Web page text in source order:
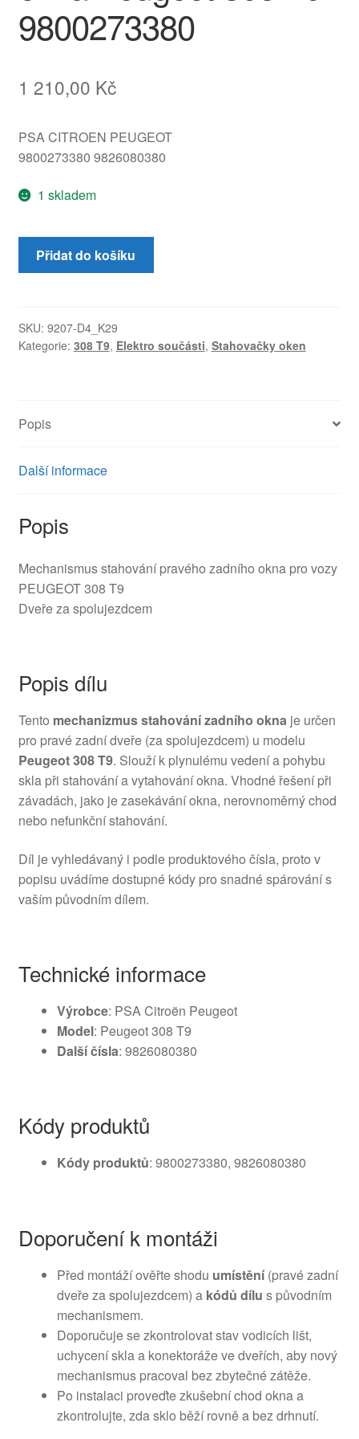
9800273380
1 210,00 Kč
PSA CITROEN PEUGEOT
9800273380 9826080380
1 skladem
Mechanizmus
stahování
Peugeot
308
Přidat do košíku
SKU: 9207-D4_K29
Kategorie: 308 T9, Elektro součásti, Stahovačky oken
Popis
Další informace
Popis
Mechanismus stahování pravého zadního okna pro vozy
PEUGEOT 308 T9
Dveře za spolujezdcem
Popis dílu
Tento mechanizmus stahování zadního oknaje určen
pro pravé zadní dveře (za spolujezdcem) u modelu
Peugeot 308 T9. Slouží k plynulému vedení a pohybu
skla při stahování a vytahování okna. Vhodné řešení při
závadách, jako je zasekávání okna, nerovnoměrný chod
nebo nefunkční stahování.
Díl je vyhledávaný i podle produktového čísla, proto v
popisu uvádíme dostupné kódy pro snadné spárování s
vaším původním dílem.
Technické informace
Výrobce: PSA Citroën Peugeot
Model: Peugeot 308 T9
Další čísla: 9826080380
Kódy produktů
Kódy produktů: 9800273380, 9826080380
Doporučení k montáži
Před montáží ověřte shodu umístění(pravé zadní
dveře za spolujezdcem) a kódů dílu s původním
mechanismem.
Doporučuje se zkontrolovat stav vodicích lišt,
uchycení skla a konektoráže ve dveřích, aby nový
mechanismus pracoval bez zbytečné zátěže.
Po instalaci proveďte zkušební chod okna a
zkontrolujte, zda sklo běží rovně a bez drhnutí.